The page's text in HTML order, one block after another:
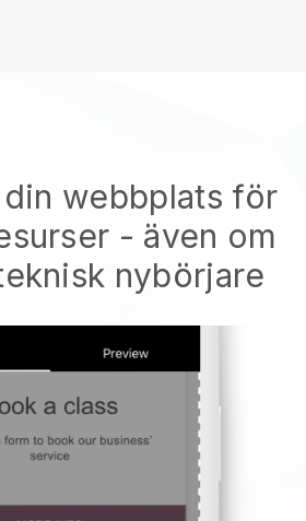
webbplats för
- även om
nybörjare